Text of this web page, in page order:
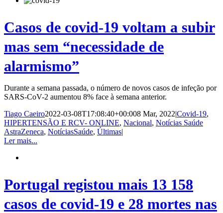
Casos de covid-19 voltam a subir
mas sem “necessidade de
alarmismo”
Durante a semana passada, o número de novos casos de infeção por
SARS-CoV-2 aumentou 8% face à semana anterior.
Tiago Caeiro2022-03-08T17:08:40+00:008 Mar, 2022|Covid-19,
HIPERTENSÃO E RCV- ONLINE, Nacional, Notícias Saúde
AstraZeneca, NotíciasSaúde, Últimas|
Ler mais...
Portugal registou mais 13 158
casos de covid-19 e 28 mortes nas